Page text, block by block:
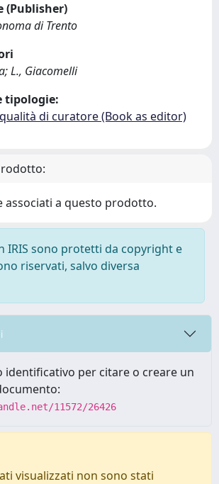
(Publisher)
di Trento
L., Giacomelli
tipologie:
di curatore (Book as editor)
associati a questo prodotto.
IRIS sono protetti da copyright e
riservati, salvo diversa
identificativo per citare o creare un
11572/26426
visualizzati non sono stati